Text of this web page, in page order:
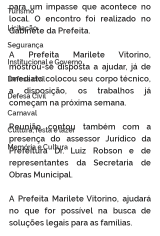
Turismo
Licitação
Segurança
Institucional e Governo
Defesa cívil
Defesa Civil
Carnaval
Cultura, festa e lazer
Memória e Cultura
para um impasse que acontece no
local. O encontro foi realizado no
Gabinete da Prefeita.
A Prefeita Marilete Vitorino,
mostrou-se disposta a ajudar, já de
imediato colocou seu corpo técnico,
a disposição, os trabalhos já
começam na próxima semana.
Reunião contou também com a
presença do assessor Jurídico da
Prefeitura Dr. Luiz Robson e de
representantes da Secretaria de
Obras Municipal.
A Prefeita Marilete Vitorino, ajudará
no que for possível na busca de
soluções legais para as famílias.